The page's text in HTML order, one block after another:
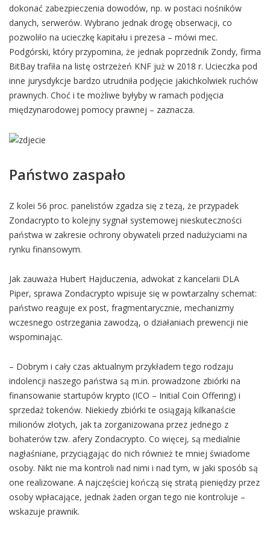
dokonać zabezpieczenia dowodów, np. w postaci nośników
danych, serwerów. Wybrano jednak drogę obserwacji, co
pozwoliło na ucieczkę kapitału i prezesa – mówi mec.
Podgórski, który przypomina, że jednak poprzednik Zondy, firma
BitBay trafiła na listę ostrzeżeń KNF już w 2018 r. Ucieczka pod
inne jurysdykcje bardzo utrudniła podjęcie jakichkolwiek ruchów
prawnych. Choć i te możliwe byłyby w ramach podjęcia
międzynarodowej pomocy prawnej – zaznacza.
Państwo zaspało
Z kolei 56 proc. panelistów zgadza się z tezą, że przypadek
Zondacrypto to kolejny sygnał systemowej nieskuteczności
państwa w zakresie ochrony obywateli przed nadużyciami na
rynku finansowym.
Jak zauważa Hubert Hajduczenia, adwokat z kancelarii DLA
Piper, sprawa Zondacrypto wpisuje się w powtarzalny schemat:
państwo reaguje ex post, fragmentarycznie, mechanizmy
wczesnego ostrzegania zawodzą, o działaniach prewencji nie
wspominając.
– Dobrym i cały czas aktualnym przykładem tego rodzaju
indolencji naszego państwa są m.in. prowadzone zbiórki na
finansowanie startupów krypto (ICO – Initial Coin Offering) i
sprzedaż tokenów. Niekiedy zbiórki te osiągają kilkanaście
milionów złotych, jak ta zorganizowana przez jednego z
bohaterów tzw. afery Zondacrypto. Co więcej, są medialnie
nagłaśniane, przyciągając do nich również te mniej świadome
osoby. Nikt nie ma kontroli nad nimi i nad tym, w jaki sposób są
one realizowane. A najczęściej kończą się stratą pieniędzy przez
osoby wpłacające, jednak żaden organ tego nie kontroluje –
wskazuje prawnik.